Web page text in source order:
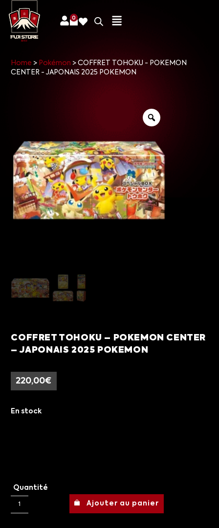
0
Home > Pokémon >COFFRET TOHOKU - POKEMON
CENTER - JAPONAIS 2025 POKEMON
COFFRET TOHOKU – POKEMON CENTER
– JAPONAIS 2025 POKEMON
220,00€
En stock
Quantité
Ajouter au panier